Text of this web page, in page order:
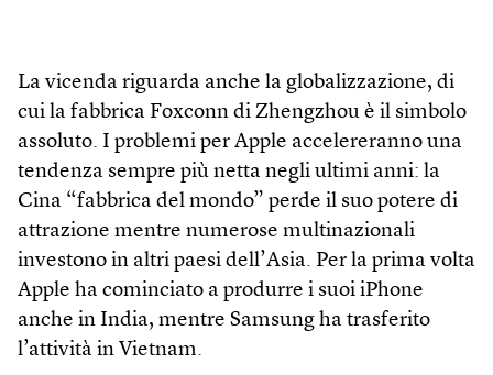
La vicenda riguarda anche la globalizzazione, di
cui la fabbrica Foxconn di Zhengzhou è il simbolo
assoluto. I problemi per Apple accelereranno una
tendenza sempre più netta negli ultimi anni: la
Cina “fabbrica del mondo” perde il suo potere di
attrazione mentre numerose multinazionali
investono in altri paesi dell’Asia. Per la prima volta
Apple ha cominciato a produrre i suoi iPhone
anche in India, mentre Samsung ha trasferito
l’attività in Vietnam.